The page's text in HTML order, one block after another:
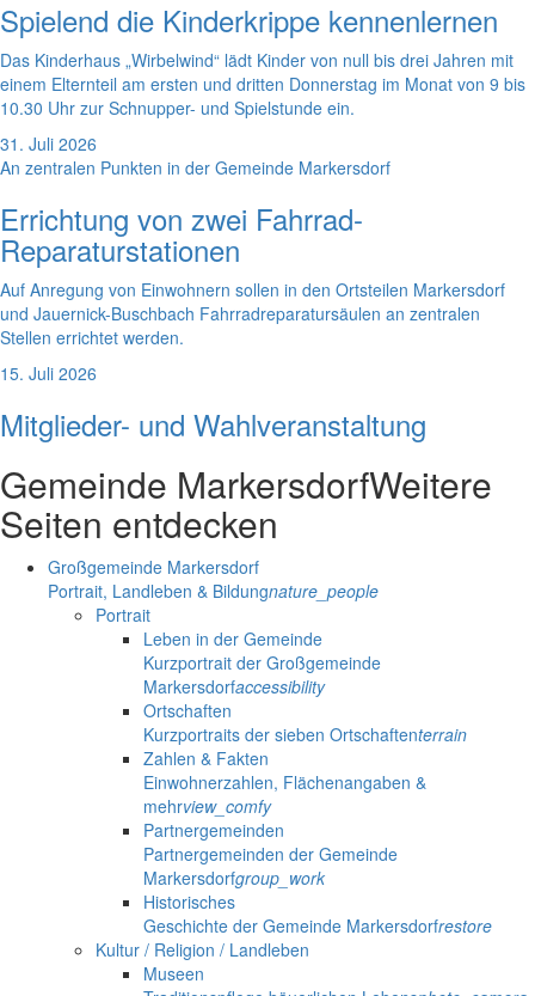
Spielend die Kinderkrippe kennenlernen
Das Kinderhaus „Wirbelwind“ lädt Kinder von null bis drei Jahren mit
einem Elternteil am ersten und dritten Donnerstag im Monat von 9 bis
10.30 Uhr zur Schnupper- und Spielstunde ein.
31. Juli 2026
An zentralen Punkten in der Gemeinde Markersdorf
Errichtung von zwei Fahrrad-
Reparaturstationen
Auf Anregung von Einwohnern sollen in den Ortsteilen Markersdorf
und Jauernick-Buschbach Fahrradreparatursäulen an zentralen
Stellen errichtet werden.
15. Juli 2026
Mitglieder- und Wahlveranstaltung
Gemeinde MarkersdorfWeitere
Seiten entdecken
Großgemeinde Markersdorf
Portrait, Landleben & Bildungnature_people
Portrait
Leben in der Gemeinde
Kurzportrait der Großgemeinde
Markersdorfaccessibility
Ortschaften
Kurzportraits der sieben Ortschaftenterrain
Zahlen & Fakten
Einwohnerzahlen, Flächenangaben &
mehrview_comfy
Partnergemeinden
Partnergemeinden der Gemeinde
Markersdorfgroup_work
Historisches
Geschichte der Gemeinde Markersdorfrestore
Kultur / Religion / Landleben
Museen